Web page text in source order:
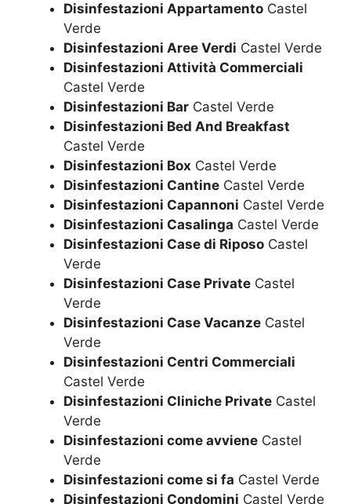
Disinfestazioni Appartamento Castel
Verde
Disinfestazioni Aree Verdi Castel Verde
Disinfestazioni Attività Commerciali
Castel Verde
Disinfestazioni Bar Castel Verde
Disinfestazioni Bed And Breakfast
Castel Verde
Disinfestazioni Box Castel Verde
Disinfestazioni Cantine Castel Verde
Disinfestazioni Capannoni Castel Verde
Disinfestazioni Casalinga Castel Verde
Disinfestazioni Case di Riposo Castel
Verde
Disinfestazioni Case Private Castel
Verde
Disinfestazioni Case Vacanze Castel
Verde
Disinfestazioni Centri Commerciali
Castel Verde
Disinfestazioni Cliniche Private Castel
Verde
Disinfestazioni come avviene Castel
Verde
Disinfestazioni come si fa Castel Verde
Disinfestazioni Condomini Castel Verde